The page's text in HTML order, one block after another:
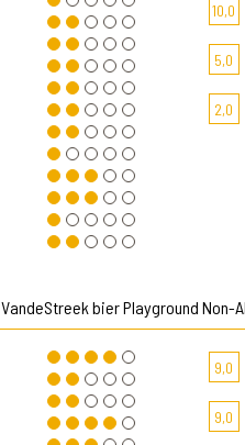
10,0
5,0
2,0
VandeStreek bier Playground Non-
9,0
9,0